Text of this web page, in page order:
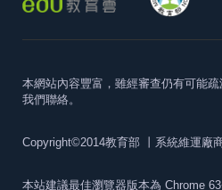
本網站內容豐富，雖經審查仍有可能疏
我們聯絡。
Copyright©2014教育部 丨系統維運廠
本站建議最佳瀏覽器版本為 Chrome